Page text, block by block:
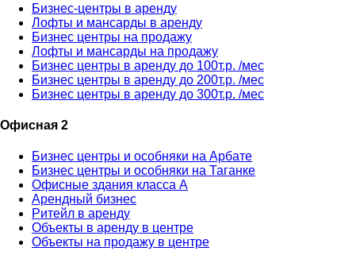
Бизнес-центры в аренду
Лофты и мансарды в аренду
Бизнес центры на продажу
Лофты и мансарды на продажу
Бизнес центры в аренду до 100т.р. /мес
Бизнес центры в аренду до 200т.р. /мес
Бизнес центры в аренду до 300т.р. /мес
Офисная 2
Бизнес центры и особняки на Арбате
Бизнес центры и особняки на Таганке
Офисные здания класса А
Арендный бизнес
Ритейл в аренду
Объекты в аренду в центре
Объекты на продажу в центре